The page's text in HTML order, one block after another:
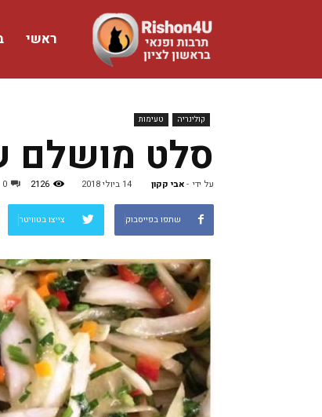
ראשי
קולינריה טעימות
סלט מושלם
על ידי אבי קקון- 14 ביולי 2018 2126
0
שתפו בפייסבוק צייצו בטוויטר